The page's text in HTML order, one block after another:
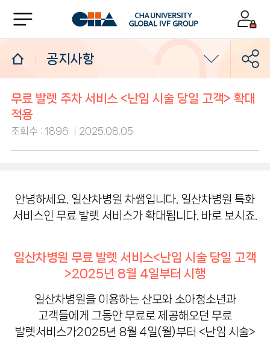
공지사항
공지사항
건강강좌
임신축하합니다
고마워요차병원
고객의소리
무료 발렛 주차 서비스 <난임 시술 당일 고객> 확대
적용
조회수 : 1896 2025.08.05
안녕하세요. 일산차병원 차쌤입니다. 일산차병원 특화
서비스인 무료 발렛 서비스가 확대됩니다. 바로 보시죠.
일산차병원 무료 발렛 서비스<난임 시술 당일 고객
>2025년 8월 4일부터 시행
일산차병원을 이용하는 산모와 소아청소년과
고객들에게 그동안 무료로 제공해오던 무료
발렛서비스가2025년 8월 4일(월)부터 <난임 시술>